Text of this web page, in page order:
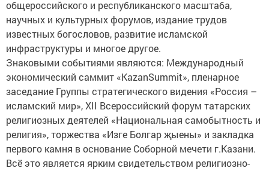
общероссийского и республиканского масштаба,
научных и культурных форумов, издание трудов
известных богословов, развитие исламской
инфраструктуры и многое другое.
Знаковыми событиями являются: Международный
экономический саммит «KazanSummit», пленарное
заседание Группы стратегического видения «Россия –
исламский мир», XII Всероссийский форум татарских
религиозных деятелей «Национальная самобытность и
религия», торжества «Изге Болгар җыены» и закладка
первого камня в основание Соборной мечети г.Казани.
Всё это является ярким свидетельством религиозно-